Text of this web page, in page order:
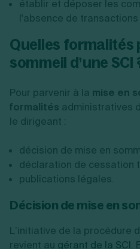
établir et déposer les
l'absence de
Quelles formalités
sommeil d’une SCI
Pour parvenir à la mise en
formalités administratives
le dirigeant :
décision de mise en
déclaration de cessation
publications légales.
Décision de mise en
L’initiative de la procédure
revient au gérant de la SCI.